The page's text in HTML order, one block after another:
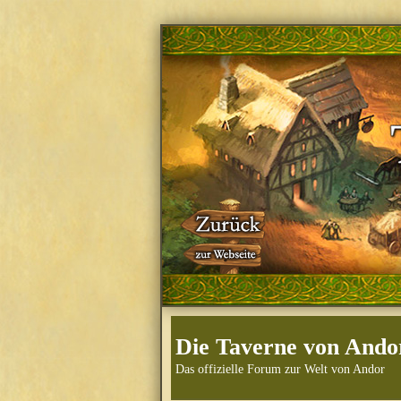
Die Taverne von
Das offizielle Forum zur Welt von Andor